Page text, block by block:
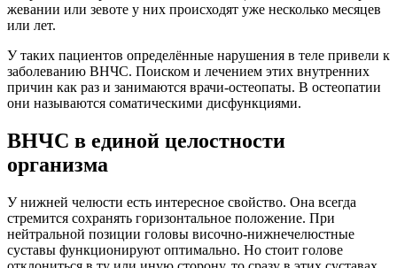
жевании или зевоте у них происходят уже несколько месяцев
или лет.
У таких пациентов определённые нарушения в теле привели к
заболеванию ВНЧС. Поиском и лечением этих внутренних
причин как раз и занимаются врачи-остеопаты. В остеопатии
они называются соматическими дисфункциями.
ВНЧС в единой целостности
организма
У нижней челюсти есть интересное свойство. Она всегда
стремится сохранять горизонтальное положение. При
нейтральной позиции головы височно-нижнечелюстные
суставы функционируют оптимально. Но стоит голове